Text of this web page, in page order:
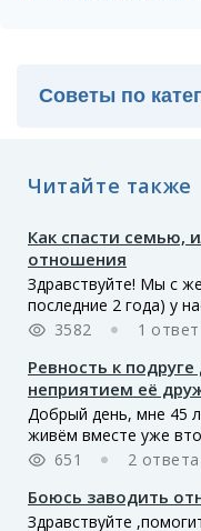
Читайте также
Как спасти семью,
отношения
Здравствуйте! Мы с
последние 2 года) у
3582
1 ответ
Ревность к
неприятием её
Добрый день, мне 45
живём вместе уже
651
2 ответа
Боюсь заводить
Здравствуйте